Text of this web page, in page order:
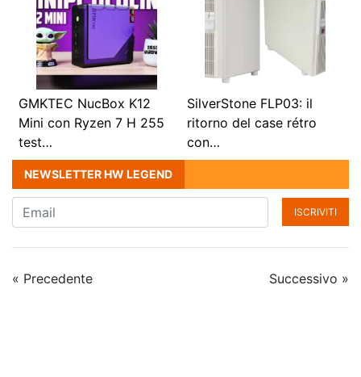
GMKTEC NucBox K12
Mini con Ryzen 7 H 255
test…
SilverStone FLP03: il
ritorno del case rétro
con…
NEWSLETTER HW LEGEND
ISCRIVITI
« Precedente Successivo »